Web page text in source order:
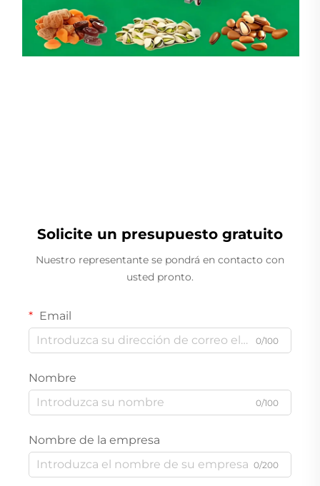
Solicite un presupuesto gratuito
Nuestro representante se pondrá en contacto con
usted pronto.
Email
0/100
Nombre
0/100
Nombre de la empresa
0/200